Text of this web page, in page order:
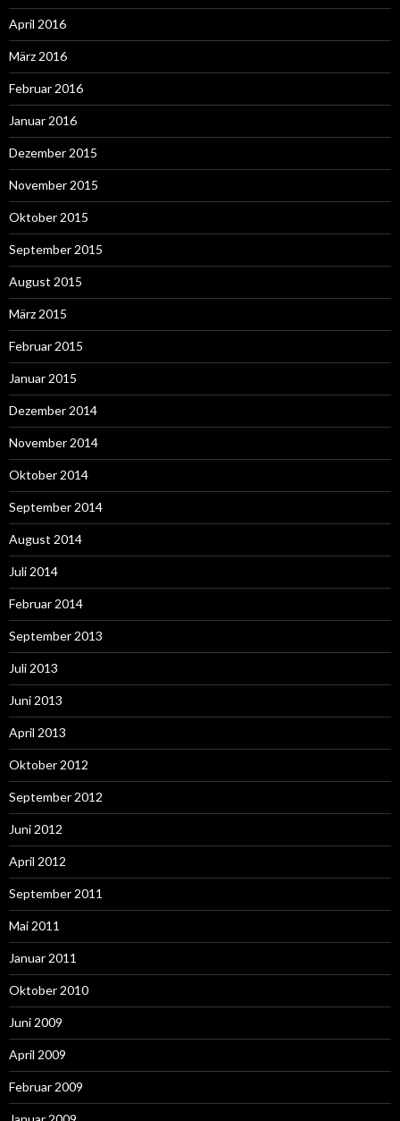
April 2016
März 2016
Februar 2016
Januar 2016
Dezember 2015
November 2015
Oktober 2015
September 2015
August 2015
März 2015
Februar 2015
Januar 2015
Dezember 2014
November 2014
Oktober 2014
September 2014
August 2014
Juli 2014
Februar 2014
September 2013
Juli 2013
Juni 2013
April 2013
Oktober 2012
September 2012
Juni 2012
April 2012
September 2011
Mai 2011
Januar 2011
Oktober 2010
Juni 2009
April 2009
Februar 2009